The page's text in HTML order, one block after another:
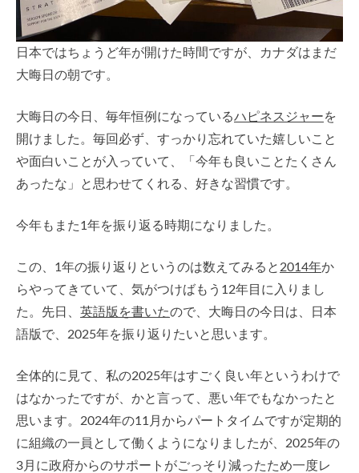
日本ではちょうど年が開けた時間ですが、カナダはまだ
大晦日の朝です。
大晦日の今日、毎年恒例になっているハピネスジャーを
開けました。毎回必ず、すっかり忘れていた嬉しいこと
や面白いことが入っていて、「今年も良いことたくさん
あったな」と思わせてくれる、好きな習慣です。
今年もまた1年を振り返る時期になりました。
この、1年の振り返りというのは数えてみると 2014年か
らやってきていて、気がつけばもう12年目に入りまし
た。先日、 英語版を書いたので、大晦日の今日は、日本
語版で、2025年を振り返りたいと思います。
全体的に見て、私の2025年はすごく良い年というわけで
はなかったですが、かと言って、悪い年でもなかったと
思います。2024年の11月からパートタイムですが定期的
に組織の一員として働くようになりましたが、2025年の
3月に政府からのサポートがごっそり減ったため一度レ